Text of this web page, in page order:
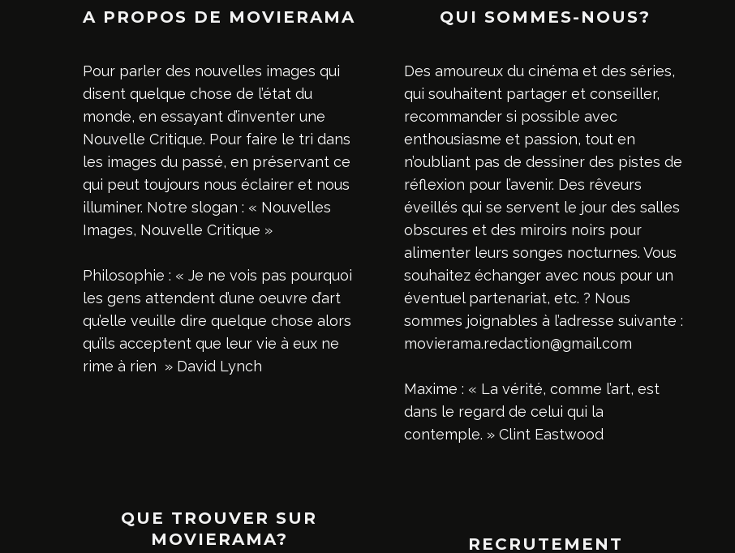
A PROPOS DE MOVIERAMA
Pour parler des nouvelles images qui
disent quelque chose de l’état du
monde, en essayant d’inventer une
Nouvelle Critique. Pour faire le tri dans
les images du passé, en préservant ce
qui peut toujours nous éclairer et nous
illuminer. Notre slogan : « Nouvelles
Images, Nouvelle Critique »
Philosophie : « Je ne vois pas pourquoi
les gens attendent d’une oeuvre d’art
qu’elle veuille dire quelque chose alors
qu’ils acceptent que leur vie à eux ne
rime à rien » David Lynch
QUE TROUVER SUR
MOVIERAMA?
QUI SOMMES-NOUS?
Des amoureux du cinéma et des séries,
qui souhaitent partager et conseiller,
recommander si possible avec
enthousiasme et passion, tout en
n’oubliant pas de dessiner des pistes de
réflexion pour l’avenir. Des rêveurs
éveillés qui se servent le jour des salles
obscures et des miroirs noirs pour
alimenter leurs songes nocturnes. Vous
souhaitez échanger avec nous pour un
éventuel partenariat, etc. ? Nous
sommes joignables à l’adresse suivante :
movierama.redaction@gmail.com
Maxime : « La vérité, comme l’art, est
dans le regard de celui qui la
contemple. » Clint Eastwood
RECRUTEMENT